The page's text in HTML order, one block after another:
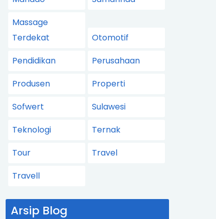
Massage
Terdekat
Otomotif
Pendidikan
Perusahaan
Produsen
Properti
Sofwert
Sulawesi
Teknologi
Ternak
Tour
Travel
Travell
Arsip Blog